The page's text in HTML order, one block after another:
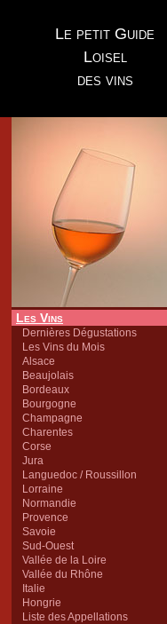
Le petit Guide
Loisel
des vins
Les Vins
Dernières Dégustations
Les Vins du Mois
Alsace
Beaujolais
Bordeaux
Bourgogne
Champagne
Charentes
Corse
Jura
Languedoc / Roussillon
Lorraine
Normandie
Provence
Savoie
Sud-Ouest
Vallée de la Loire
Vallée du Rhône
Italie
Hongrie
Liste des Appellations